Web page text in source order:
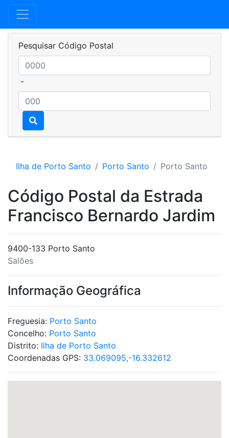
Pesquisar Código Postal
-
Ilha de Porto Santo Porto Santo Porto Santo
Código Postal da Estrada
Francisco Bernardo Jardim
9400-133 Porto Santo
Salões
Informação Geográfica
Freguesia: Porto Santo
Concelho: Porto Santo
Distrito: Ilha de Porto Santo
Coordenadas GPS: 33.069095,-16.332612